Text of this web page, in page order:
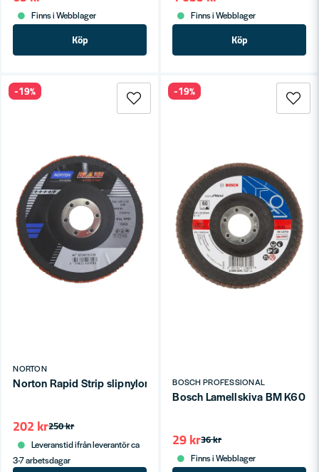
Finns i Webblager
Köp
Finns i Webblager
Köp
NORTON
Norton Rapid Strip slipnylonrondell
250 kr
202 kr
Leveranstid ifrån leverantör ca
3-7 arbetsdagar
-19%
BOSCH PROFESSIONAL
Bosch Lamellskiva BM K60
36 kr
29 kr
Finns i Webblager
-19%